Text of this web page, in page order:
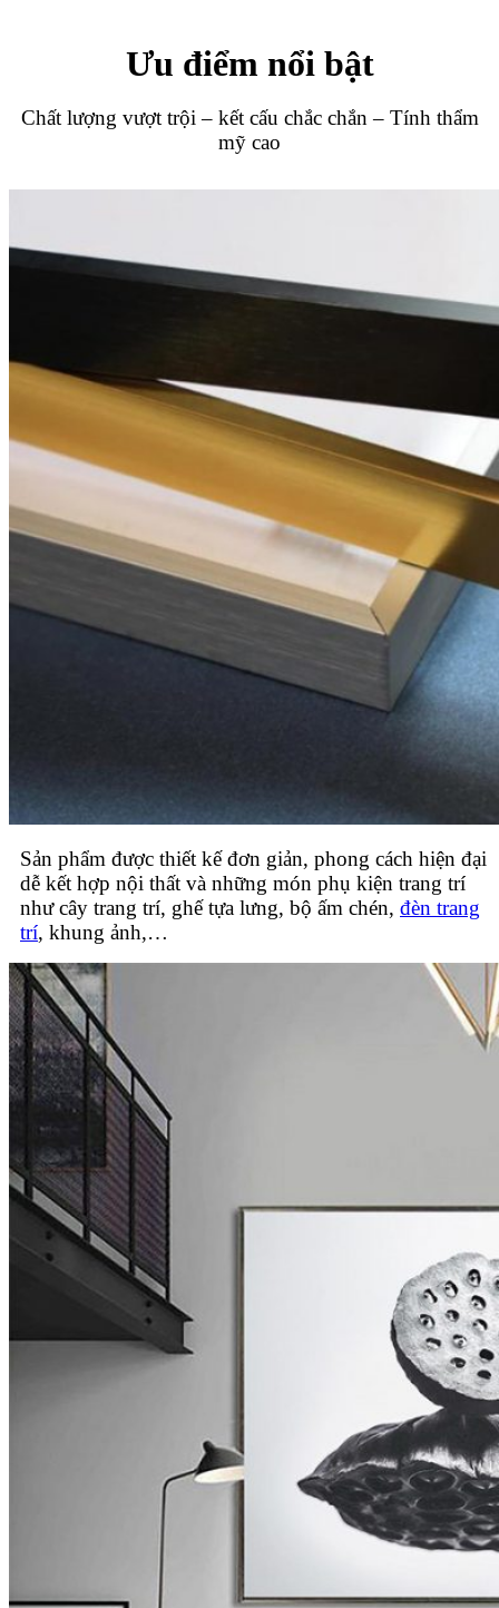
Ưu điểm nổi bật
Chất lượng vượt trội – kết cấu chắc chắn – Tính thẩm
mỹ cao
Sản phẩm được thiết kế đơn giản, phong cách hiện đại
dễ kết hợp nội thất và những món phụ kiện trang trí
như cây trang trí, ghế tựa lưng, bộ ấm chén, đèn trang
trí, khung ảnh,…